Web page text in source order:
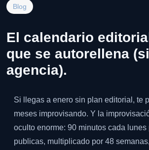
Blog
El calendario
que se autorellena
agencia).
Si llegas a enero sin plan editorial, te
meses improvisando. Y la
oculto enorme: 90 minutos cada
publicas, multiplicado por 48